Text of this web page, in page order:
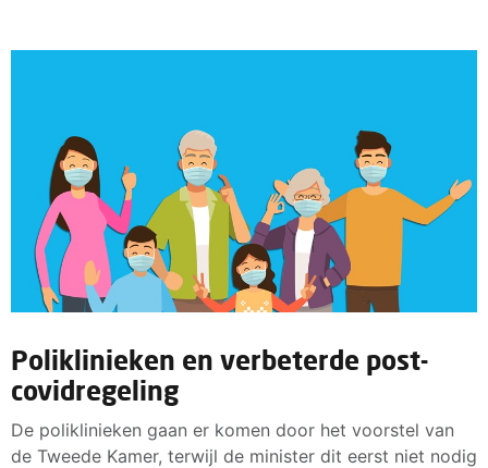
Poliklinieken en verbeterde post-
covidregeling
De poliklinieken gaan er komen door het voorstel van
de Tweede Kamer, terwijl de minister dit eerst niet nodig